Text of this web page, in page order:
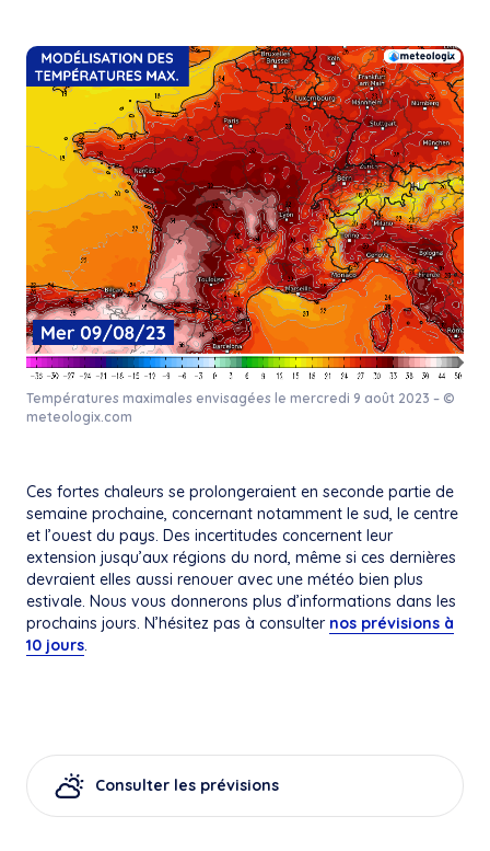
Températures maximales envisagées le mercredi 9 août 2023 – ©
meteologix.com
Ces fortes chaleurs se prolongeraient en seconde partie de
semaine prochaine, concernant notamment le sud, le centre
et l’ouest du pays. Des incertitudes concernent leur
extension jusqu’aux régions du nord, même si ces dernières
devraient elles aussi renouer avec une météo bien plus
estivale. Nous vous donnerons plus d’informations dans les
prochains jours. N’hésitez pas à consulter nos prévisions à
10 jours.
Consulter les prévisions